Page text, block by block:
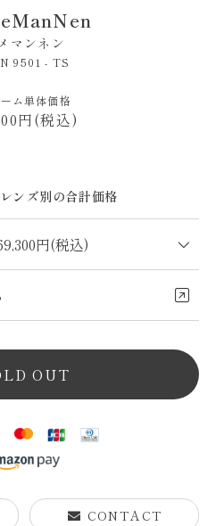
マンネン
9501 - TS
ム単体価格
円(税込)
ンズ別の合計価格
OUT
CONTACT